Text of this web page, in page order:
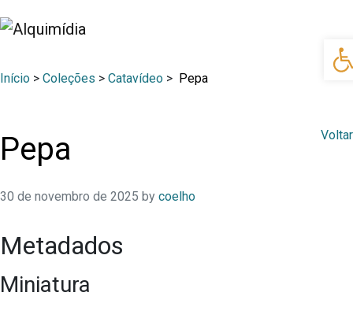
Início > Coleções > Catavídeo > Pepa
Pepa Voltar
30 de novembro de 2025 by coelho
Metadados
Miniatura